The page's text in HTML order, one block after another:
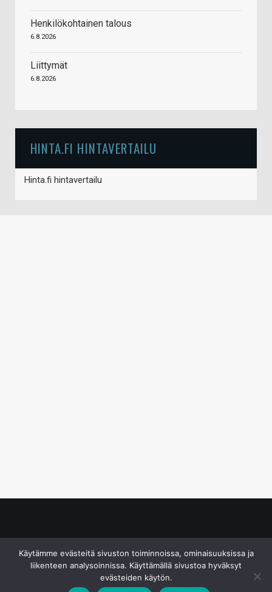
Henkilökohtainen talous
6.8.2026
Liittymät
6.8.2026
HINTA.FI HINTAVERTAILU
Hinta.fi hintavertailu
Käytämme evästeitä sivuston toiminnoissa, ominaisuuksissa ja
liikenteen analysoinnissa. Käyttämällä sivustoa hyväksyt
evästeiden käytön.